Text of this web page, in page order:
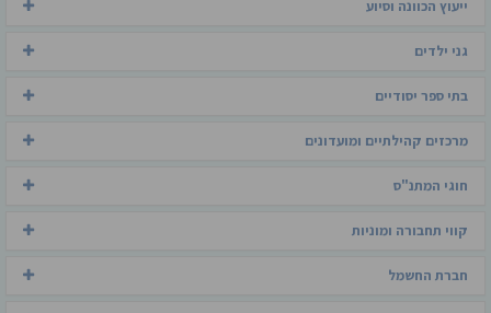
ייעוץ הכוונה וסיוע
גני ילדים
בתי ספר יסודיים
מרכזים קהילתיים ומועדונים
חוגי המתנ"ס
קווי תחבורה ומוניות
חברת החשמל